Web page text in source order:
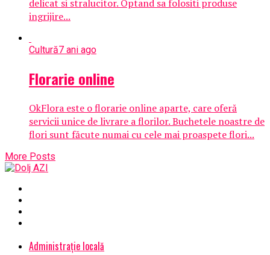
delicat si stralucitor. Optand sa folositi produse
ingrijire...
Cultură7 ani ago
Florarie online
OkFlora este o florarie online aparte, care oferă
servicii unice de livrare a florilor. Buchetele noastre de
flori sunt făcute numai cu cele mai proaspete flori...
More Posts
Administrație locală